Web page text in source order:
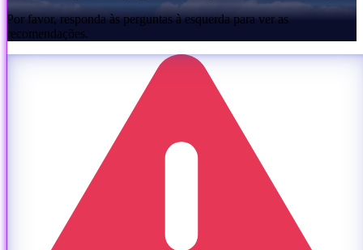
Por favor, responda às perguntas à esquerda para ver as
recomendações.